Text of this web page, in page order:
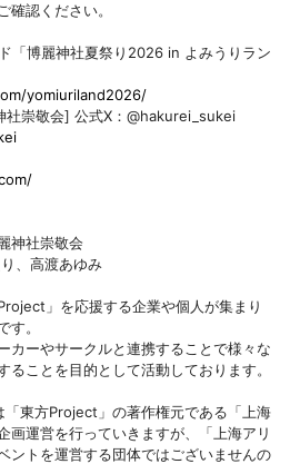
確認ください。
「博麗神社夏祭り2026 in よみうりラン
yomiuriland2026/
社崇敬会] 公式X：@hakurei_sukei
神社崇敬会
、高渡あゆみ
」を応援する企業や個人が集まり
す。
カーやサークルと連携することで様々な
ことを目的として活動しております。
東方Project」の著作権元である「上海
画運営を行っていきますが、「上海アリ
ントを運営する団体ではございませんの